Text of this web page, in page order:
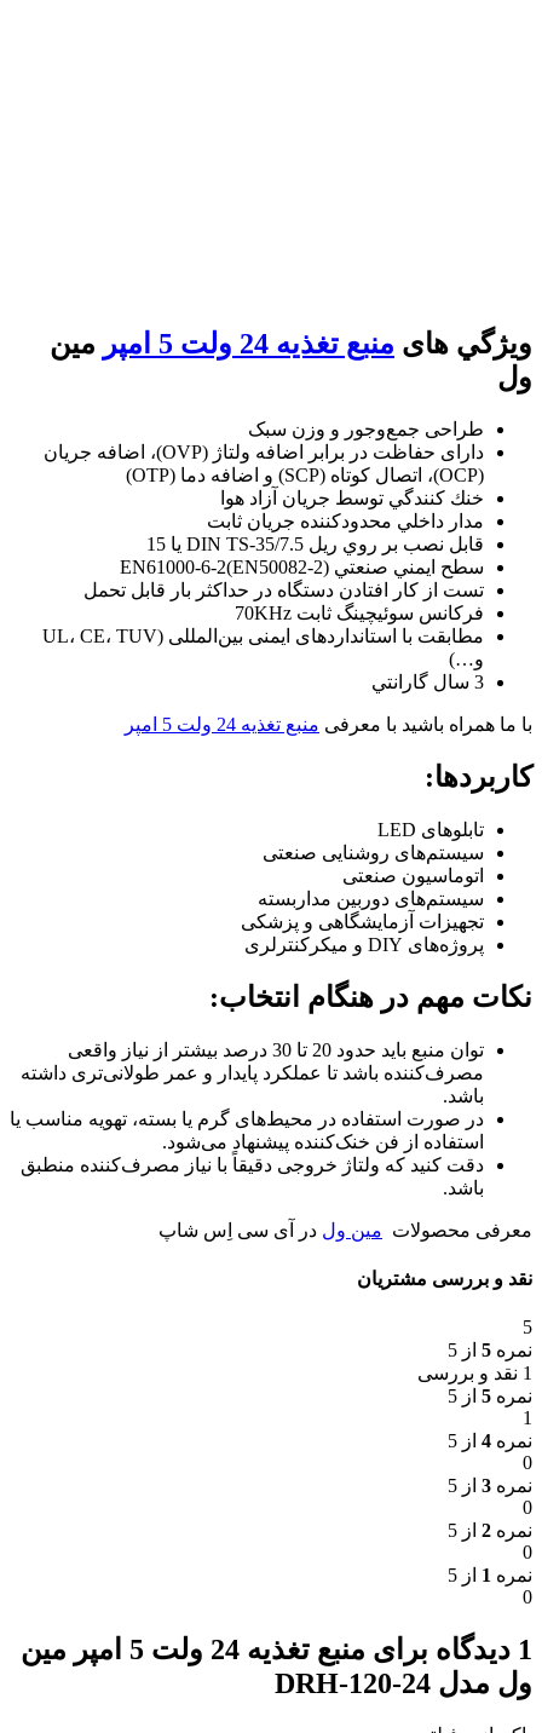
ويژگي­ های منبع تغذیه 24 ولت 5 امپر
مین
ول
طراحی جمع‌وجور و وزن سبک
دارای حفاظت در برابر اضافه ولتاژ (OVP)، اضافه جریان
(OCP)، اتصال کوتاه (SCP) و اضافه دما (OTP)
خنك كنندگي توسط جريان آزاد هوا
مدار داخلي محدودكننده جريان ثابت
قابل نصب بر روي ريل DIN TS-35/7.5 يا 15
سطح ايمني صنعتي EN61000-6-2(EN50082-2)
تست از كار افتادن دستگاه در حداكثر بار قابل تحمل
فركانس سوئيچينگ ثابت 70KHz
مطابقت با استانداردهای ایمنی بین‌المللی (UL، CE، TUV
و…)
3 سال گارانتي
با ما همراه باشید با معرفی منبع تغذیه 24 ولت 5 امپر
کاربردها:
تابلوهای LED
سیستم‌های روشنایی صنعتی
اتوماسیون صنعتی
سیستم‌های دوربین مداربسته
تجهیزات آزمایشگاهی و پزشکی
پروژه‌های DIY و میکرکنترلری
نکات مهم در هنگام انتخاب:
توان منبع باید حدود 20 تا 30 درصد بیشتر از نیاز واقعی
مصرف‌کننده باشد تا عملکرد پایدار و عمر طولانی‌تری داشته
باشد.
در صورت استفاده در محیط‌های گرم یا بسته، تهویه مناسب یا
استفاده از فن خنک‌کننده پیشنهاد می‌شود.
دقت کنید که ولتاژ خروجی دقیقاً با نیاز مصرف‌کننده منطبق
باشد.
معرفی محصولات مین ول در آی سی اِس شاپ
نقد و بررسی مشتریان
5
نمره 5 از 5
1 نقد و بررسی
نمره 5 از 5
1
نمره 4 از 5
0
نمره 3 از 5
0
نمره 2 از 5
0
نمره 1 از 5
0
1 دیدگاه برای
منبع تغذیه 24 ولت 5 امپر مین
ول مدل DRH-120-24